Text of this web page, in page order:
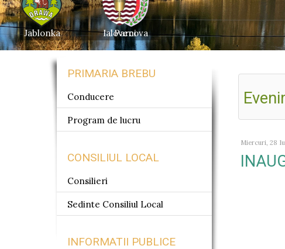
Jablonka Parcova
Ialoveni
Miercuri, 28
PRIMARIA BREBU
Conducere
Program de lucru
CONSILIUL LOCAL
Consilieri
Sedinte Consiliul Local
INFORMATII PUBLICE